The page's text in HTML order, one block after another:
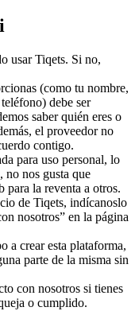
usar Tiqets. Si no,
(como tu nombre,
debe ser
saber quién eres o
el proveedor no
contigo.
para uso personal, lo
no nos gusta que
para la reventa a otros.
de Tiqets, indícanoslo
nosotros” en la página
a crear esta plataforma,
parte de la misma sin
con nosotros si tienes
o cumplido.